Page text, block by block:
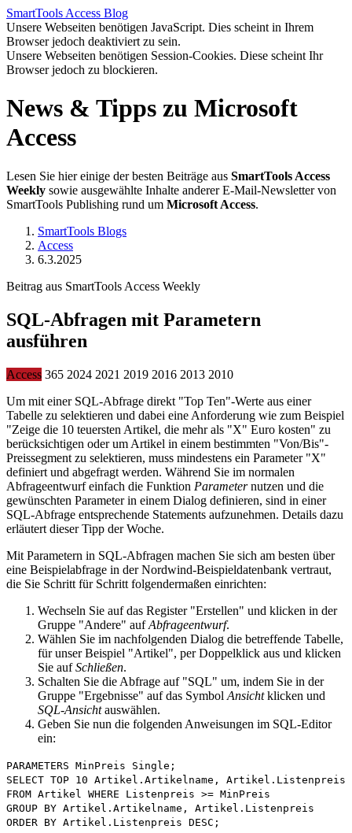
SmartTools Access Blog
Unsere Webseiten benötigen JavaScript. Dies scheint in Ihrem
Browser jedoch deaktiviert zu sein.
Unsere Webseiten benötigen Session-Cookies. Diese scheint Ihr
Browser jedoch zu blockieren.
News & Tipps zu Microsoft
Access
Lesen Sie hier einige der besten Beiträge aus SmartTools Access
Weekly sowie ausgewählte Inhalte anderer E-Mail-Newsletter von
SmartTools Publishing rund um Microsoft Access.
SmartTools Blogs
Access
6.3.2025
Beitrag aus SmartTools Access Weekly
SQL-Abfragen mit Parametern
ausführen
Access 365 2024 2021 2019 2016 2013 2010
Um mit einer SQL-Abfrage direkt "Top Ten"-Werte aus einer
Tabelle zu selektieren und dabei eine Anforderung wie zum Beispiel
"Zeige die 10 teuersten Artikel, die mehr als "X" Euro kosten" zu
berücksichtigen oder um Artikel in einem bestimmten "Von/Bis"-
Preissegment zu selektieren, muss mindestens ein Parameter "X"
definiert und abgefragt werden. Während Sie im normalen
Abfrageentwurf einfach die Funktion Parameternutzen und die
gewünschten Parameter in einem Dialog definieren, sind in einer
SQL-Abfrage entsprechende Statements aufzunehmen. Details dazu
erläutert dieser Tipp der Woche.
Mit Parametern in SQL-Abfragen machen Sie sich am besten über
eine Beispielabfrage in der Nordwind-Beispieldatenbank vertraut,
die Sie Schritt für Schritt folgendermaßen einrichten:
Wechseln Sie auf das Register "Erstellen" und klicken in der
Gruppe "Andere" aufAbfrageentwurf.
Wählen Sie im nachfolgenden Dialog die betreffende Tabelle,
für unser Beispiel "Artikel", per Doppelklick aus und klicken
Sie aufSchließen.
Schalten Sie die Abfrage auf "SQL" um, indem Sie in der
Gruppe "Ergebnisse" auf das Symbol Ansichtklicken und
SQL-Ansichtauswählen.
Geben Sie nun die folgenden Anweisungen im SQL-Editor
ein:
PARAMETERS MinPreis Single;
SELECT TOP 10 Artikel.Artikelname, Artikel.Listenpreis
FROM Artikel WHERE Listenpreis >= MinPreis
GROUP BY Artikel.Artikelname, Artikel.Listenpreis
ORDER BY Artikel.Listenpreis DESC;